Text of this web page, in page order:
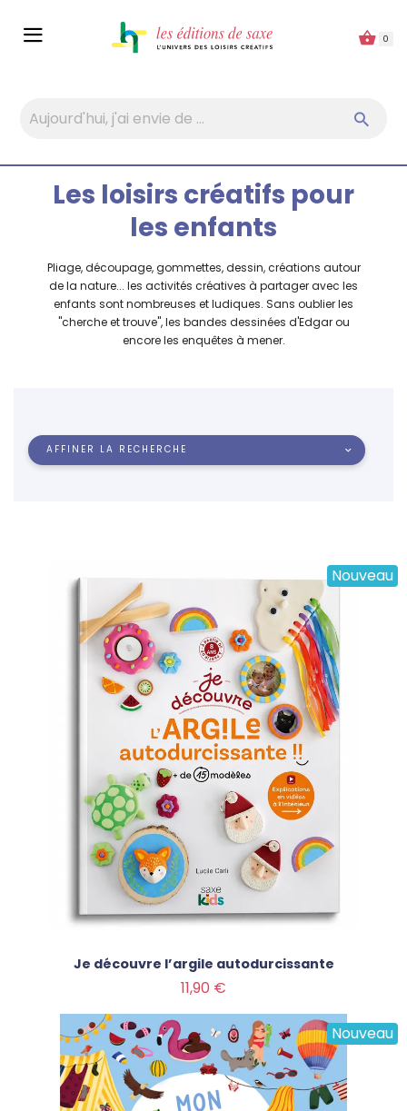
0
Les loisirs créatifs pour
les enfants
Pliage, découpage, gommettes, dessin, créations autour
de la nature... les activités créatives à partager avec les
enfants sont nombreuses et ludiques. Sans oublier les
"cherche et trouve", les bandes dessinées d'Edgar ou
encore les enquêtes à mener.
AFFINER LA RECHERCHE
Nouveau
Je découvre l’argile autodurcissante
11,90 €
Nouveau